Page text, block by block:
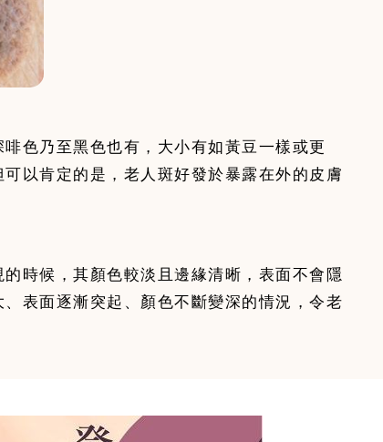
色乃至黑色也有，大小有如黃豆一樣或更
以肯定的是，老人斑好發於暴露在外的皮膚
時候，其顏色較淡且邊緣清晰，表面不會隱
表面逐漸突起、顏色不斷變深的情況，令老